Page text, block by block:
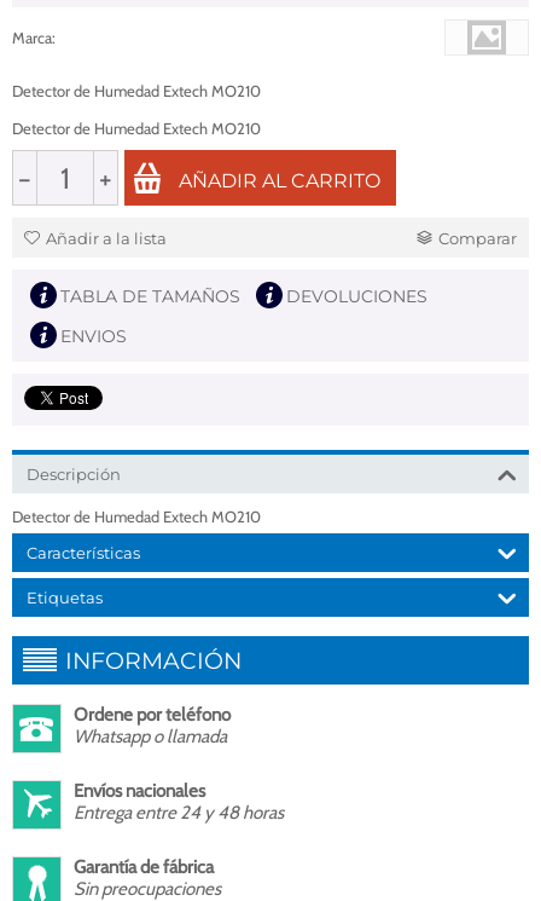
Marca:
Detector de Humedad Extech MO210
Detector de Humedad Extech MO210
− + AÑADIR AL CARRITO
Añadir a la lista Comparar
TABLA DE TAMAÑOS
DEVOLUCIONES
ENVIOS
Descripción
Detector de Humedad Extech MO210
Características
Etiquetas
INFORMACIÓN
Ordene por teléfono
Whatsapp o llamada
Envíos nacionales
Entrega entre 24 y 48 horas
Garantía de fábrica
Sin preocupaciones